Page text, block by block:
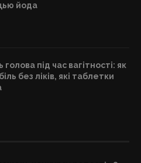
йода
голова під час вагітності: як
без ліків, які таблетки